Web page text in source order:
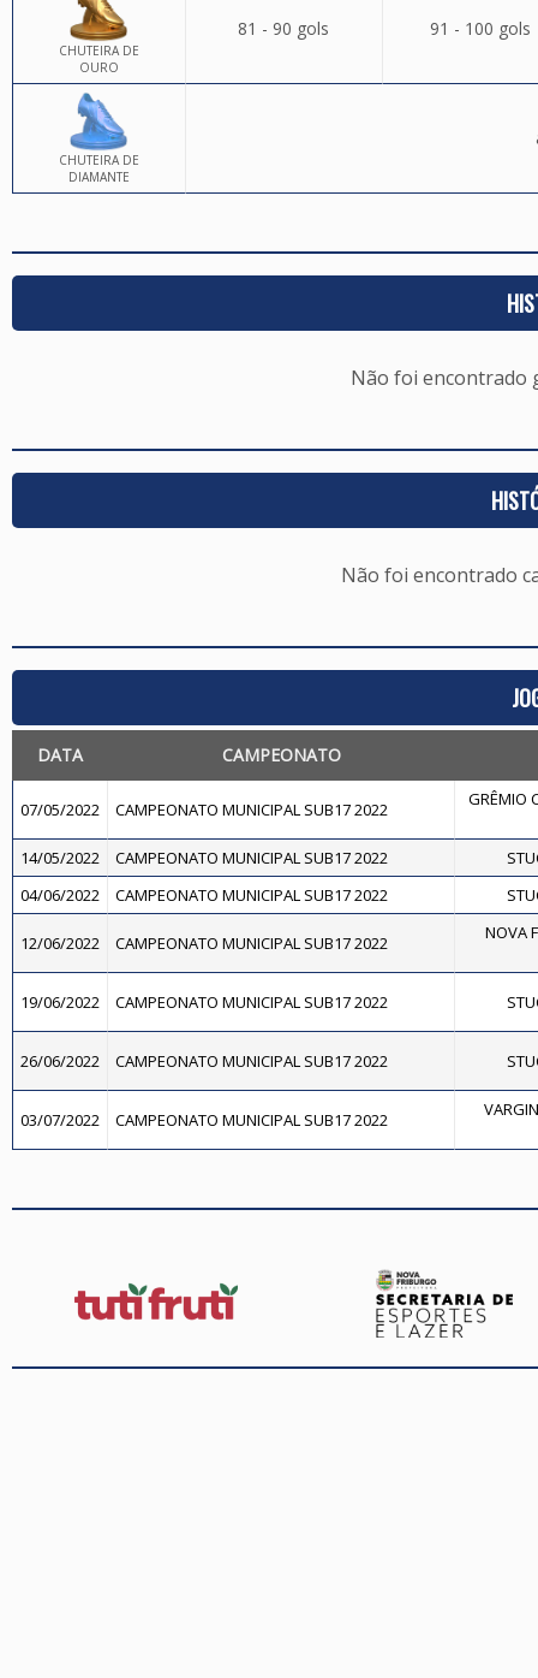
CHUTEIRA DE
OURO
81 - 90 gols 91 - 100 gols
CHUTEIRA DE
DIAMANTE
Não foi encontrado
Não foi encontrado
DATA CAMPEONATO
07/05/2022 CAMPEONATO MUNICIPAL SUB17 2022 GRÊMIO
14/05/2022 CAMPEONATO MUNICIPAL SUB17 2022
04/06/2022
CAMPEONATO MUNICIPAL SUB17 2022
12/06/2022 CAMPEONATO MUNICIPAL SUB17 2022 NOVA
19/06/2022 CAMPEONATO MUNICIPAL SUB17 2022
26/06/2022 CAMPEONATO MUNICIPAL SUB17 2022
03/07/2022 CAMPEONATO MUNICIPAL SUB17 2022